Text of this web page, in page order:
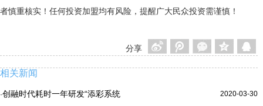
者慎重核实！任何投资加盟均有风险，提醒广大民众投资需谨慎！
分享
相关新闻
2020-03-30
·创融时代耗时一年研发“添彩系统